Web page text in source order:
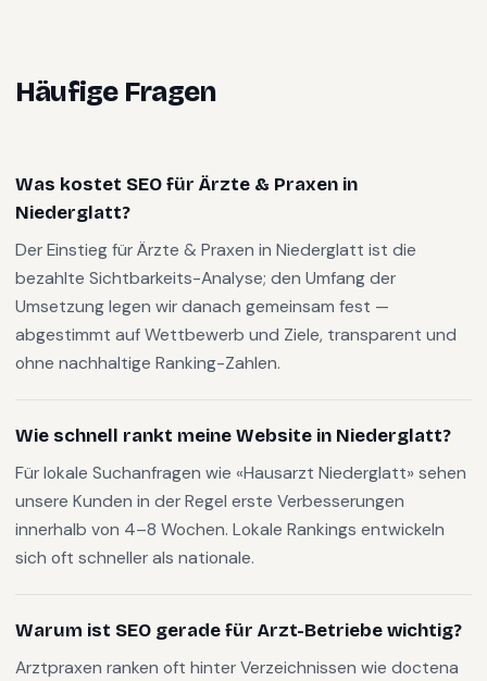
Häufige Fragen
Was kostet SEO für Ärzte & Praxen in
Niederglatt?
Der Einstieg für Ärzte & Praxen in Niederglatt ist die
bezahlte Sichtbarkeits-Analyse; den Umfang der
Umsetzung legen wir danach gemeinsam fest —
abgestimmt auf Wettbewerb und Ziele, transparent und
ohne nachhaltige Ranking-Zahlen.
Wie schnell rankt meine Website in Niederglatt?
Für lokale Suchanfragen wie «Hausarzt Niederglatt» sehen
unsere Kunden in der Regel erste Verbesserungen
innerhalb von 4–8 Wochen. Lokale Rankings entwickeln
sich oft schneller als nationale.
Warum ist SEO gerade für Arzt-Betriebe wichtig?
Arztpraxen ranken oft hinter Verzeichnissen wie doctena